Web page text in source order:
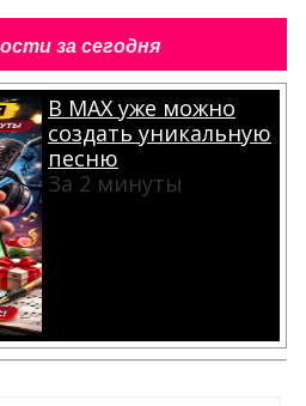
за сегодня
В MAX уже можно
создать уникальную
песню
За 2 минуты